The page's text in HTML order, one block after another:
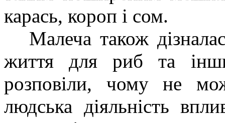
карась, короп і сом.
Малеча також
життя для риб та
розповіли, чому не
людська діяльність